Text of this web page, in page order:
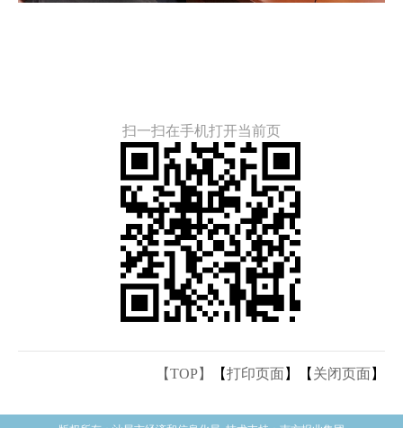
扫一扫在手机打开当前页
【TOP】 【打印页面】【 关闭页面】